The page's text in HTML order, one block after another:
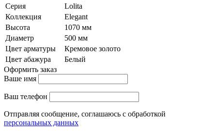
Серия
Lolita
Коллекция
Elegant
Высота
1070 мм
Диаметр
500 мм
Цвет арматуры
Кремовое золото
Цвет абажура
Белый
Оформить заказ
Ваше имя
Ваш телефон
Отправляя сообщение, соглашаюсь с обработкой
персональных данных